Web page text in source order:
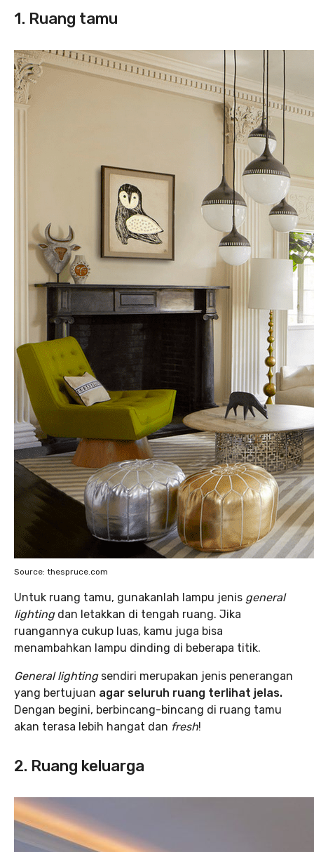
1. Ruang tamu
Source: thespruce.com
Untuk ruang tamu, gunakanlah lampu jenis general
lightingdan letakkan di tengah ruang. Jika
ruangannya cukup luas, kamu juga bisa
menambahkan lampu dinding di beberapa titik.
General lightingsendiri merupakan jenis penerangan
yang bertujuan agar seluruh ruang terlihat jelas.
Dengan begini, berbincang-bincang di ruang tamu
akan terasa lebih hangat dan fresh!
2. Ruang keluarga